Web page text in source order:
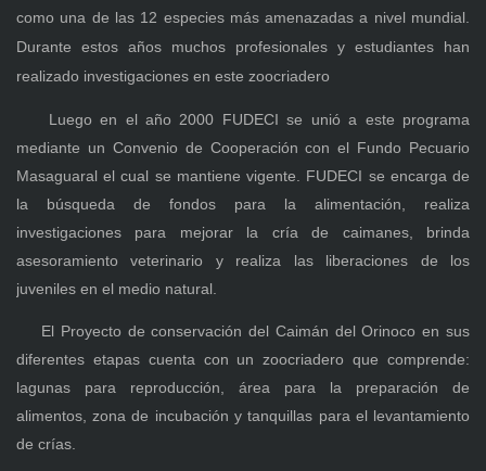
como una de las 12 especies más amenazadas a nivel mundial.
Durante estos años muchos profesionales y estudiantes han
realizado investigaciones en este zoocriadero
Luego en el año 2000 FUDECI se unió a este programa
mediante un Convenio de Cooperación con el Fundo Pecuario
Masaguaral el cual se mantiene vigente. FUDECI se encarga de
la búsqueda de fondos para la alimentación, realiza
investigaciones para mejorar la cría de caimanes, brinda
asesoramiento veterinario y realiza las liberaciones de los
juveniles en el medio natural.
El Proyecto de conservación del Caimán del Orinoco en sus
diferentes etapas cuenta con un zoocriadero que comprende:
lagunas para reproducción, área para la preparación de
alimentos, zona de incubación y tanquillas para el levantamiento
de crías.